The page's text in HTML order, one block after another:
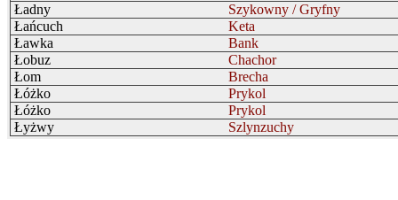
Ładny
Szykowny / Gryfny
Łańcuch
Keta
Ławka
Bank
Łobuz
Chachor
Łom
Brecha
Łóżko
Prykol
Łóżko
Prykol
Łyżwy
Szlynzuchy